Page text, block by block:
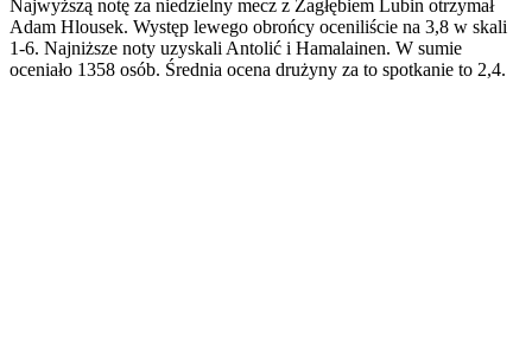
Najwyższą notę za niedzielny mecz z Zagłębiem Lubin otrzymał
Adam Hlousek. Występ lewego obrońcy oceniliście na 3,8 w skali
1-6. Najniższe noty uzyskali Antolić i Hamalainen. W sumie
oceniało 1358 osób. Średnia ocena drużyny za to spotkanie to 2,4.